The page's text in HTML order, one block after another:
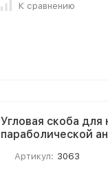
К сравнению
Угловая скоба для
параболической
Артикул: 3063